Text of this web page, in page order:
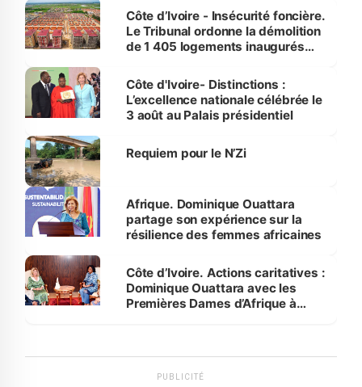
Côte d’Ivoire - Insécurité foncière.
Le Tribunal ordonne la démolition
de 1 405 logements inaugurés
Bassam
Côte d'Ivoire- Distinctions :
L’excellence nationale célébrée le
3 août au Palais présidentiel
Requiem pour le N’Zi
Afrique. Dominique Ouattara
partage son expérience sur la
résilience des femmes africaines
Côte d’Ivoire. Actions caritatives :
Dominique Ouattara avec les
Premières Dames d’Afrique à
PUBLICITÉ